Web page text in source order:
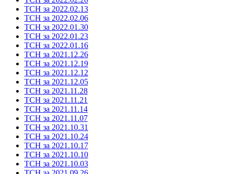
ТСН за 2022.02.13
ТСН за 2022.02.06
ТСН за 2022.01.30
ТСН за 2022.01.23
ТСН за 2022.01.16
ТСН за 2021.12.26
ТСН за 2021.12.19
ТСН за 2021.12.12
ТСН за 2021.12.05
ТСН за 2021.11.28
ТСН за 2021.11.21
ТСН за 2021.11.14
ТСН за 2021.11.07
ТСН за 2021.10.31
ТСН за 2021.10.24
ТСН за 2021.10.17
ТСН за 2021.10.10
ТСН за 2021.10.03